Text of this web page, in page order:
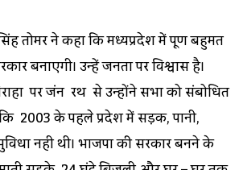
सिंह तोमर ने कहा कि मध्यप्रदेश में पूर्ण बहुमत
बनाएगी। उन्हें जनता पर विश्वास है।
पर जंन रथ से उन्होंने सभा को संबोधित
2003 के पहले प्रदेश में सड़क, पानी,
नही थी। भाजपा की सरकार बनने के